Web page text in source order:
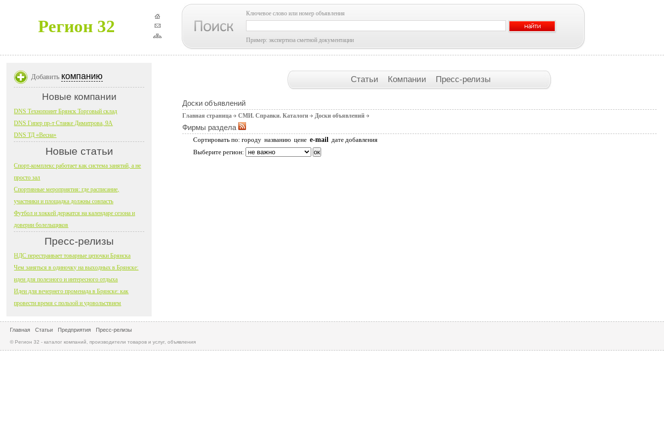
Регион 32
Ключевое слово или номер объявления
Пример: экспертиза сметной документации
Статьи Компании Пресс-релизы
Доски объявлений
Главная страница СМИ. Справки. Каталоги Доски объявлений
Фирмы раздела
Сортировать по: городу названию цене e-mail дате добавления
Выберите регион:
Добавить компанию
Новые компании
DNS Технопоинт Брянск Торговый склад
DNS Гипер пр-т Станке Димитрова, 9А
DNS ТД «Весна»
Новые статьи
Спорт-комплекс работает как система занятий, а не
просто зал
Спортивные мероприятия: где расписание,
участники и площадка должны совпасть
Футбол и хоккей держатся на календаре сезона и
доверии болельщиков
Пресс-релизы
НДС перестраивает товарные цепочки Брянска
Чем заняться в одиночку на выходных в Брянске:
идеи для полезного и интересного отдыха
Идеи для вечернего променада в Брянске: как
провести время с пользой и удовольствием
Главная Статьи Предприятия Пресс-релизы
© Регион 32 - каталог компаний, производители товаров и услуг, объявления